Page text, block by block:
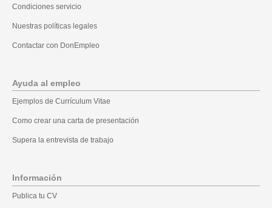
Condiciones servicio
Nuestras políticas legales
Contactar con DonEmpleo
Ayuda al empleo
Ejemplos de Currículum Vitae
Como crear una carta de presentación
Supera la entrevista de trabajo
Información
Publica tu CV